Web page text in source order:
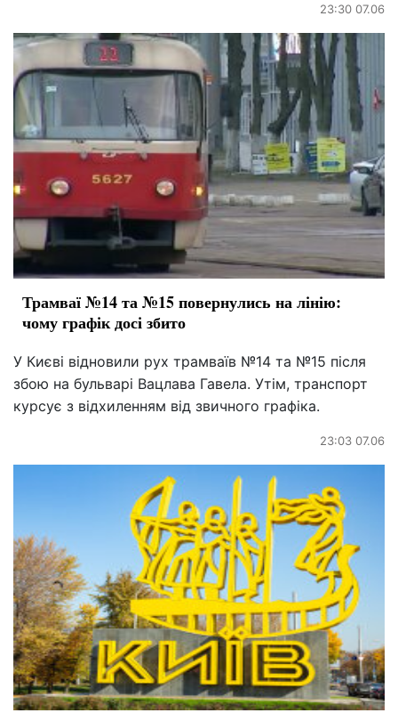
23:30 07.06
Трамваї №14 та №15 повернулись на лінію:
чому графік досі збито
У Києві відновили рух трамваїв №14 та №15 після
збою на бульварі Вацлава Гавела. Утім, транспорт
курсує з відхиленням від звичного графіка.
23:03 07.06